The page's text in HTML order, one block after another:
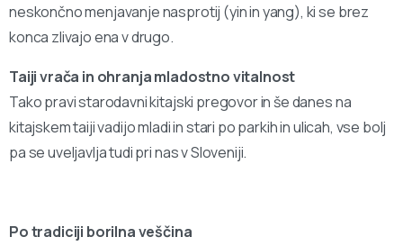
neskončno menjavanje nasprotij (yin in yang), ki se brez
konca zlivajo ena v drugo.
Taiji vrača in ohranja mladostno vitalnost
Tako pravi starodavni kitajski pregovor in še danes na
kitajskem taiji vadijo mladi in stari po parkih in ulicah, vse bolj
pa se uveljavlja tudi pri nas v Sloveniji.
Po tradiciji borilna veščina